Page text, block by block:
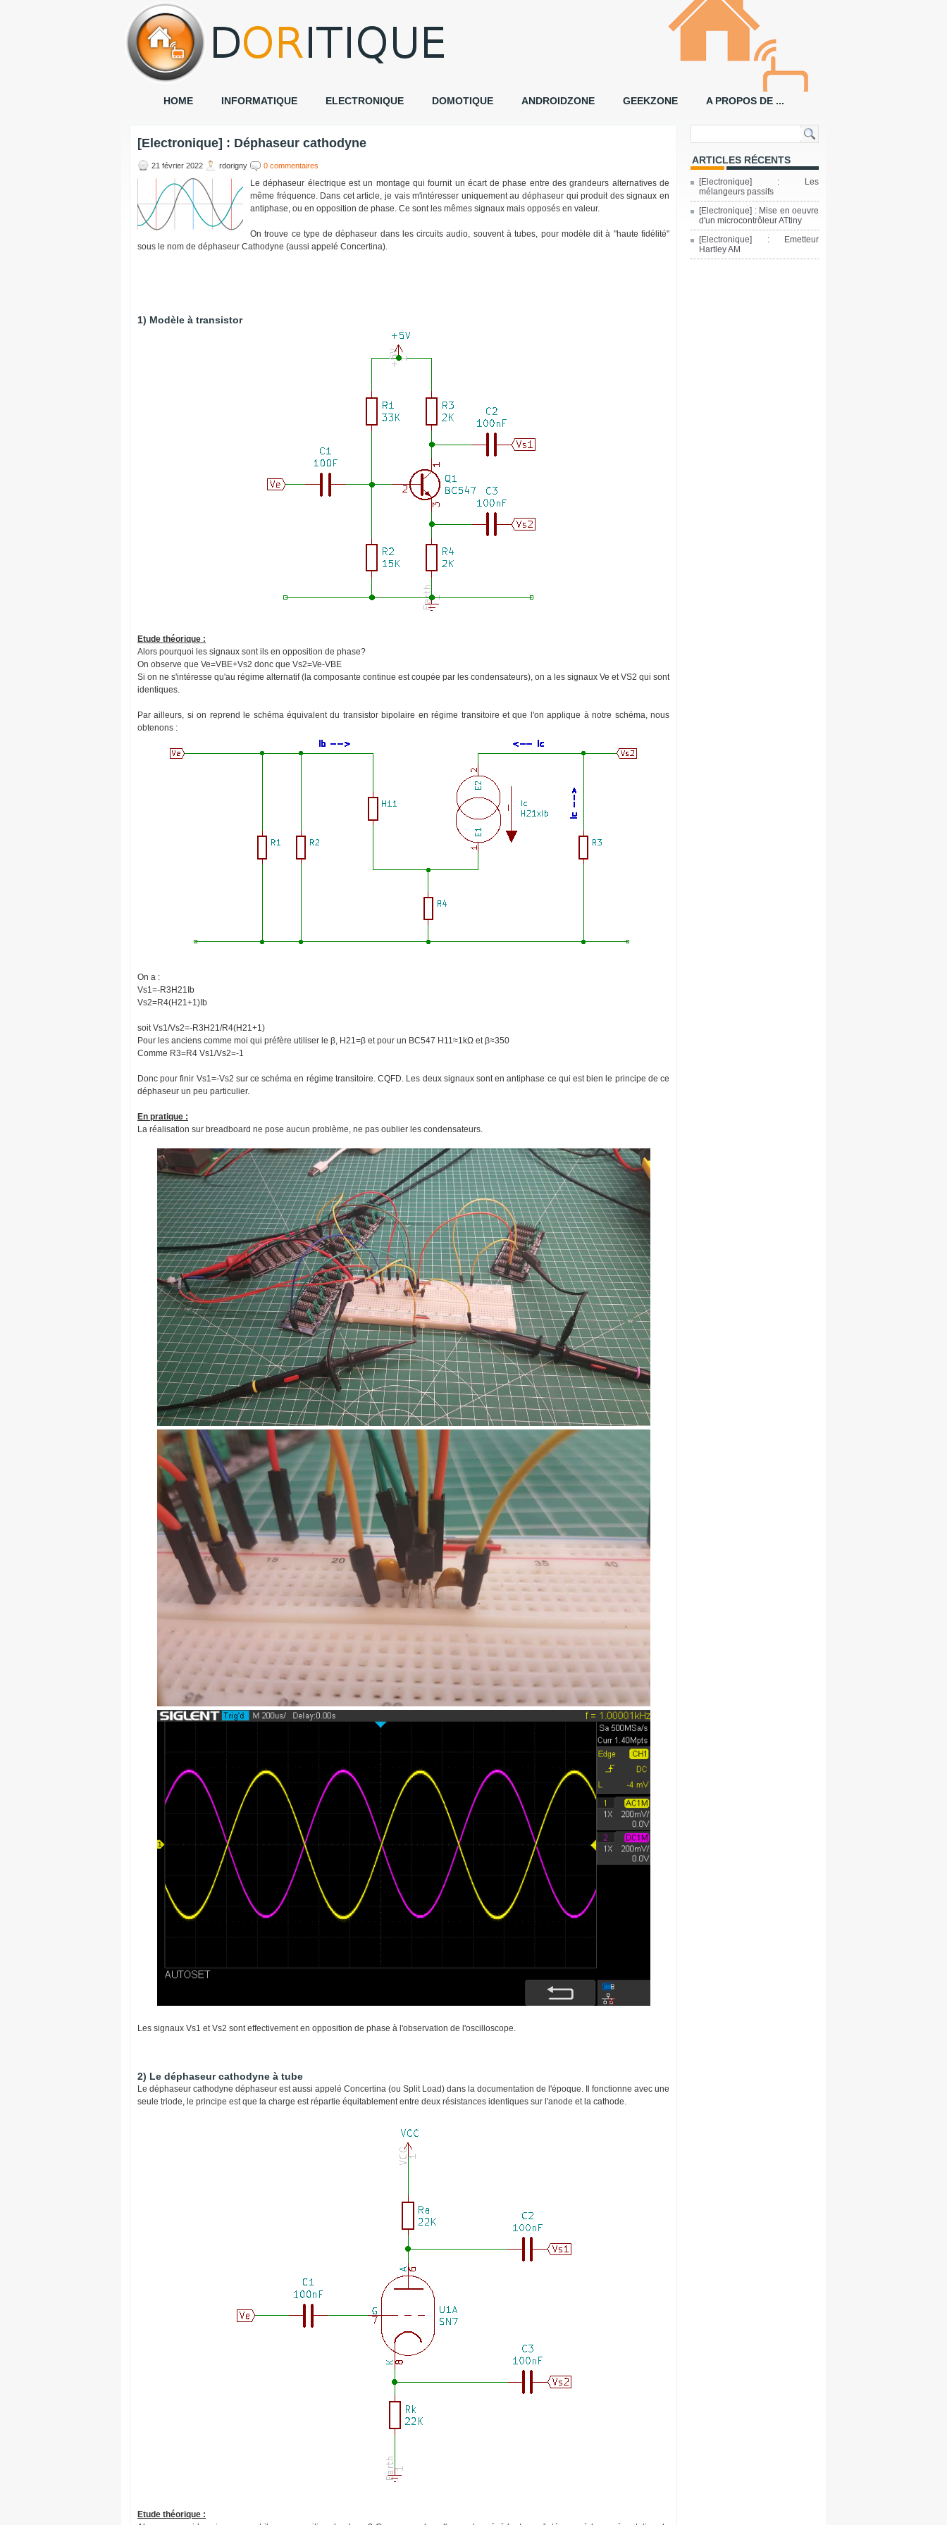
HOME INFORMATIQUE ELECTRONIQUE DOMOTIQUE ANDROIDZONE GEEKZONE A PROPOS DE ...
ARTICLES RÉCENTS
[Electronique] : Les
mélangeurs passifs
[Electronique] : Mise en oeuvre
d'un microcontrôleur ATtiny
[Electronique] : Emetteur
Hartley AM
[Electronique] : Déphaseur cathodyne
21 février 2022 rdorigny 0 commentaires
Le déphaseur électrique est un montage qui fournit un écart de phase entre des grandeurs alternatives de
même fréquence. Dans cet article, je vais m'intéresser uniquement au déphaseur qui produit des signaux en
antiphase, ou en opposition de phase. Ce sont les mêmes signaux mais opposés en valeur.
On trouve ce type de déphaseur dans les circuits audio, souvent à tubes, pour modèle dit à "haute fidélité"
sous le nom de déphaseur Cathodyne (aussi appelé Concertina).
1) Modèle à transistor
Etude théorique :
Alors pourquoi les signaux sont ils en opposition de phase?
On observe que Ve=VBE+Vs2 donc que Vs2=Ve-VBE
Si on ne s'intéresse qu'au régime alternatif (la composante continue est coupée par les condensateurs), on a les signaux Ve et VS2 qui sont
identiques.
Par ailleurs, si on reprend le schéma équivalent du transistor bipolaire en régime transitoire et que l'on applique à notre schéma, nous
obtenons :
On a :
Vs1=-R3H21Ib
Vs2=R4(H21+1)Ib
soit Vs1/Vs2=-R3H21/R4(H21+1)
Pour les anciens comme moi qui préfère utiliser le β, H21=β et pour un BC547 H11≈1kΩ et β≈350
Comme R3=R4 Vs1/Vs2=-1
Donc pour finir Vs1=-Vs2 sur ce schéma en régime transitoire. CQFD. Les deux signaux sont en antiphase ce qui est bien le principe de ce
déphaseur un peu particulier.
En pratique :
La réalisation sur breadboard ne pose aucun problème, ne pas oublier les condensateurs.
Les signaux Vs1 et Vs2 sont effectivement en opposition de phase à l'observation de l'oscilloscope.
2) Le déphaseur cathodyne à tube
Le déphaseur cathodyne déphaseur est aussi appelé Concertina (ou Split Load) dans la documentation de l'époque. Il fonctionne avec une
seule triode, le principe est que la charge est répartie équitablement entre deux résistances identiques sur l'anode et la cathode.
Etude théorique :